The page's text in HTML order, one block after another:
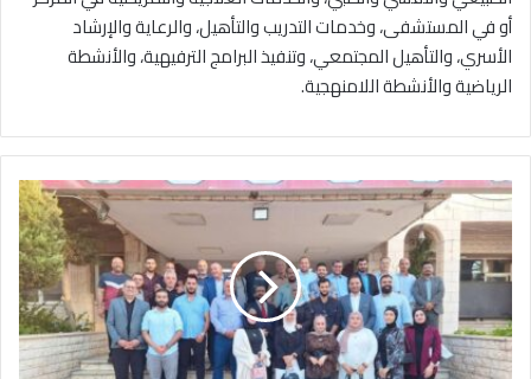
أو في المستشفى، وخدمات التدريب والتأهيل، والرعاية والإرشاد
الأسري، والتأهيل المجتمعي، وتنفيذ البرامج الترفيهية، والأنشطة
الرياضية والأنشطة اللامنهجية.
ا
ن
ت
ه
ا
ء
ا
ن